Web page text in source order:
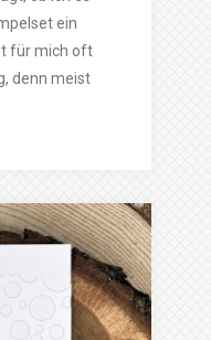
ein
für mich oft
denn meist